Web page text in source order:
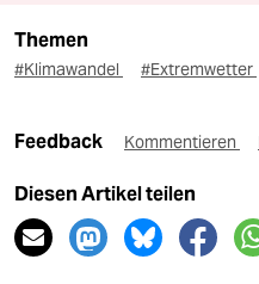
Themen
#Klimawandel #Extremwetter
Feedback Kommentieren
Diesen Artikel teilen